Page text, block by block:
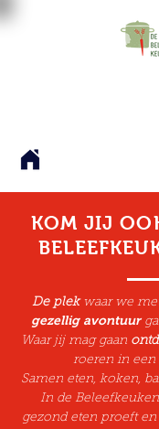
KOM JIJ
De plekwaar we
gezellig avontuur
Waar jij mag gaan
roeren in een
Samen eten, koken,
In de
gezond eten proeft